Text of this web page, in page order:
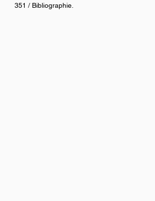
351 / Bibliographie.